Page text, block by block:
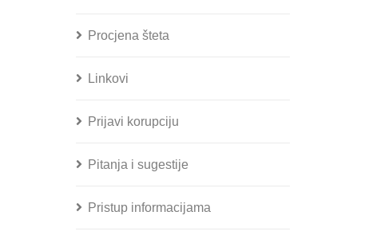
Procjena šteta
Linkovi
Prijavi korupciju
Pitanja i sugestije
Pristup informacijama